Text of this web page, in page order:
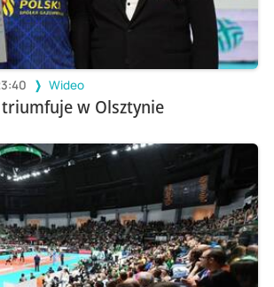
Wideo
triumfuje w Olsztynie